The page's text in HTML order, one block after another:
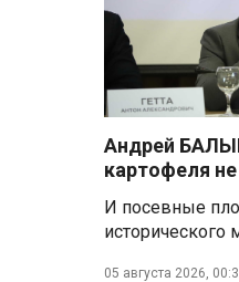
Андрей
картофеля
И посевные
исторического
05 августа 2026,